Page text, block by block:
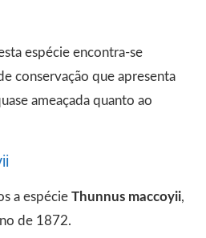
espécie encontra-se
conservação que apresenta
ameaçada quanto ao
a espécie Thunnus maccoyii,
de 1872.